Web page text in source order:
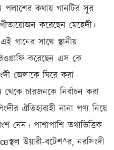
পলাশের কথায় গানটির সুর
করেছেন মেহেদী।
গানের সাথে স্থানীয়
করেছেন এস কে
জেলাকে ঘিরে করা
থেকে চারজনকে নির্বাচন করা
ঐতিহ্যবাহী নানা পণ্য নিয়ে
নেন। পাশাপাশি তথ্যভিত্তিক
উয়ারী-বটেশ^র, নরসিংদী